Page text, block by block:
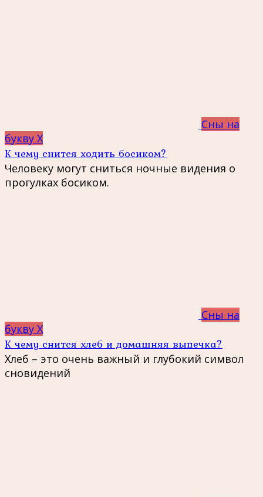
Сны на
букву Х
К чему снится ходить босиком?
Человеку могут сниться ночные видения о
прогулках босиком.
Сны на
букву Х
К чему снится хлеб и домашняя выпечка?
Хлеб – это очень важный и глубокий символ
сновидений